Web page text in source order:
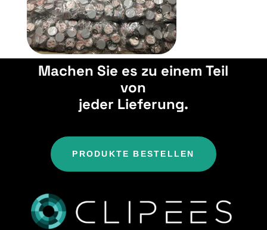
Machen Sie es zu einem Teil
von
jeder Lieferung.
PRODUKTE BESTELLEN